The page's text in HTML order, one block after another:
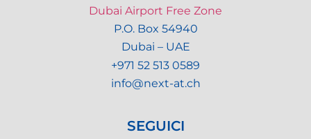
Dubai Airport Free Zone
P.O. Box 54940
Dubai – UAE
+971 52 513 0589
info@next-at.ch
SEGUICI